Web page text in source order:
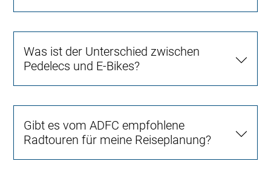
Was ist der Unterschied zwischen
Pedelecs und E-Bikes?
Gibt es vom ADFC empfohlene
Radtouren für meine Reiseplanung?